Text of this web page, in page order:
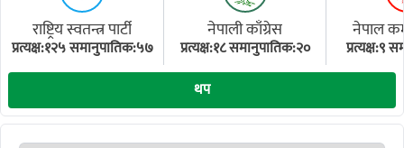
राष्ट्रिय स्वतन्त्र पार्टी
प्रत्यक्ष:१२५ समानुपातिक:५७
नेपाली काँग्रेस
प्रत्यक्ष:१८ समानुपातिक:२०
नेपाल
प्रत्यक्ष:९
थप